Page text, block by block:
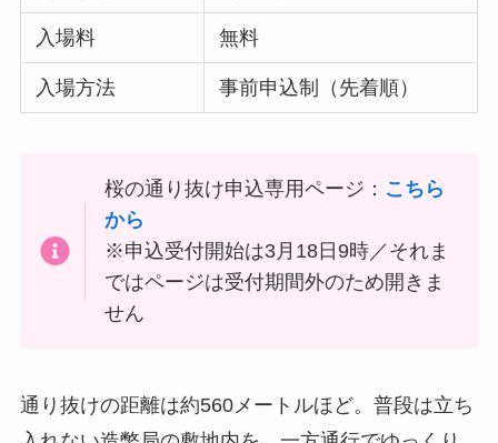
入場料 無料
入場方法 事前申込制（先着順）
桜の通り抜け申込専用ページ： こちら
から
※申込受付開始は3月18日9時／それま
ではページは受付期間外のため開きま
せん
通り抜けの距離は約560メートルほど。普段は立ち